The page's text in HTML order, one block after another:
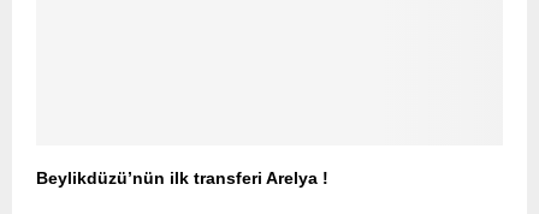
Beylikdüzü’nün ilk transferi Arelya !